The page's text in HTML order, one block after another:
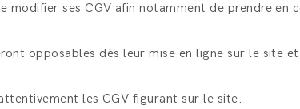
modifier ses CGV afin notamment de prendre
opposables dès leur mise en ligne sur le site
les CGV figurant sur le site.